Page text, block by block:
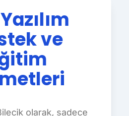
ve
olarak, sadece